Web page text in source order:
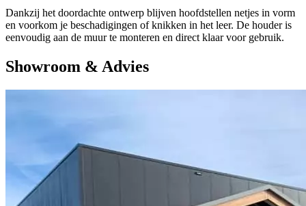
Dankzij het doordachte ontwerp blijven hoofdstellen netjes in vorm
en voorkom je beschadigingen of knikken in het leer. De houder is
eenvoudig aan de muur te monteren en direct klaar voor gebruik.
Showroom & Advies